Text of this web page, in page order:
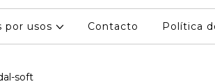
por usos Contacto Política
soft